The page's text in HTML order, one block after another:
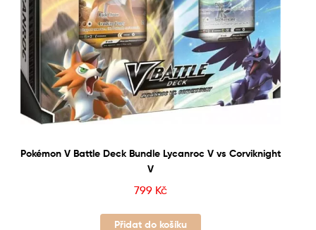
Pokémon V Battle Deck Bundle Lycanroc V vs Corviknight
V
799 Kč
Přidat do košíku